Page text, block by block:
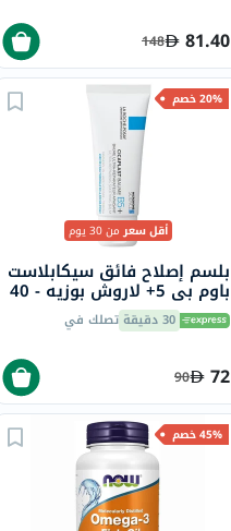
81.40
148
20% خصم
أقل سعرمن 30 يوم
بلسم إصلاح فائق سيكابلاست
باوم بي 5+ لاروش بوزيه - 40
مل 30 دقيقة تصلك في
72
90
45% خصم